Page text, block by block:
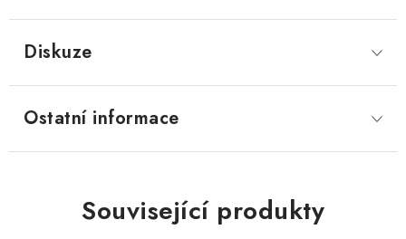
Diskuze
Ostatní informace
Související produkty